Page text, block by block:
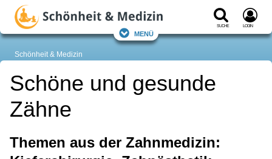
Suche Login
Menü
Schönheit & Medizin
Schöne und gesunde
Zähne
Themen aus der Zahnmedizin: